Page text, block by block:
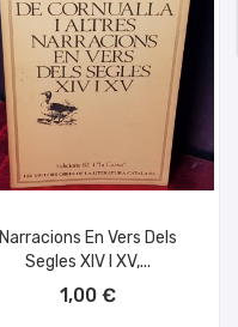
Narracions En Vers Dels
Segles XIV I XV,...
1,00 €
AÑADIR AL CARRITO